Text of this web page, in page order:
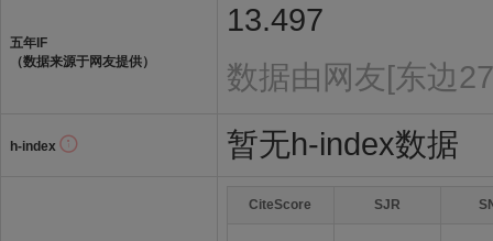
五年IF
（数据来源于网友提供）
13.497
数据由网友[东边
h-index 暂无h-index数据
CiteScore SJR